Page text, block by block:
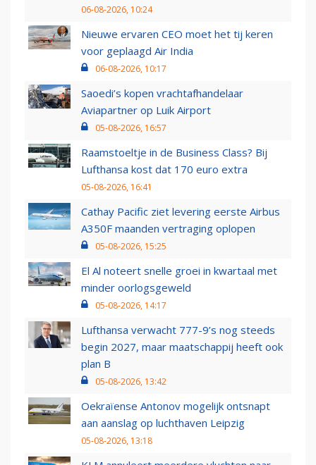
06-08-2026, 10:24
Nieuwe ervaren CEO moet het tij keren
voor geplaagd Air India
06-08-2026, 10:17
Saoedi’s kopen vrachtafhandelaar
Aviapartner op Luik Airport
05-08-2026, 16:57
Raamstoeltje in de Business Class? Bij
Lufthansa kost dat 170 euro extra
05-08-2026, 16:41
Cathay Pacific ziet levering eerste Airbus
A350F maanden vertraging oplopen
05-08-2026, 15:25
El Al noteert snelle groei in kwartaal met
minder oorlogsgeweld
05-08-2026, 14:17
Lufthansa verwacht 777-9’s nog steeds
begin 2027, maar maatschappij heeft ook
plan B
05-08-2026, 13:42
Oekraïense Antonov mogelijk ontsnapt
aan aanslag op luchthaven Leipzig
05-08-2026, 13:18